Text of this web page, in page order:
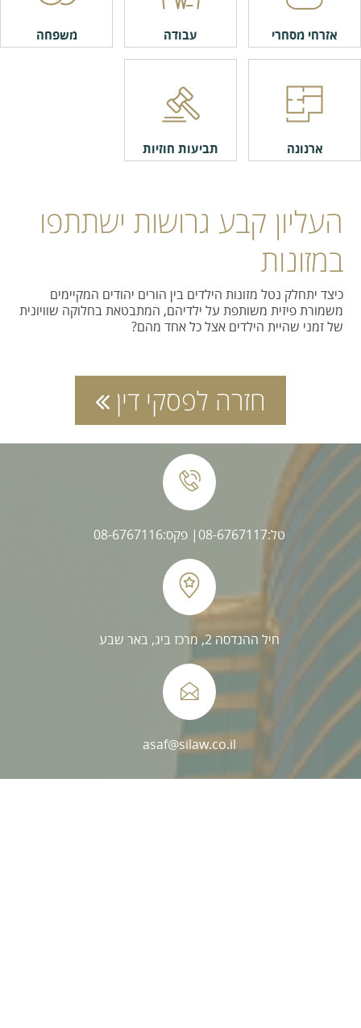
אזרחי מסחרי עבודה משפחה
ארנונה תביעות חוזיות
העליון קבע גרושות ישתתפו
במזונות
כיצד יתחלק נטל מזונות הילדים בין הורים יהודים המקיימים
משמורת פיזית משותפת על ילדיהם, המתבטאת בחלוקה שוויונית
של זמני שהיית הילדים אצל כל אחד מהם?
חזרה לפסקי דין
טל:08-6767117 | פקס:08-6767116
חיל ההנדסה 2, מרכז ביג, באר שבע
asaf@silaw.co.il